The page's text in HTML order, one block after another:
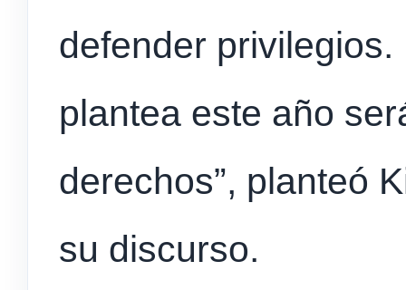
defender
plantea este año
derechos”, planteó
su discurso.